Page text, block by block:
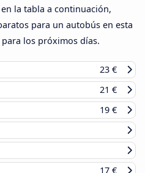
la tabla a continuación,
para un autobús en esta
para los próximos días.
23 €
21 €
19 €
17 €